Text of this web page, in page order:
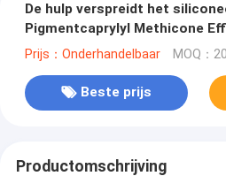
De hulp verspreidt het
Pigmentcaprylyl Methicone
Prijs：Onderhandelbaar MOQ：
Beste prijs
Productomschrijving